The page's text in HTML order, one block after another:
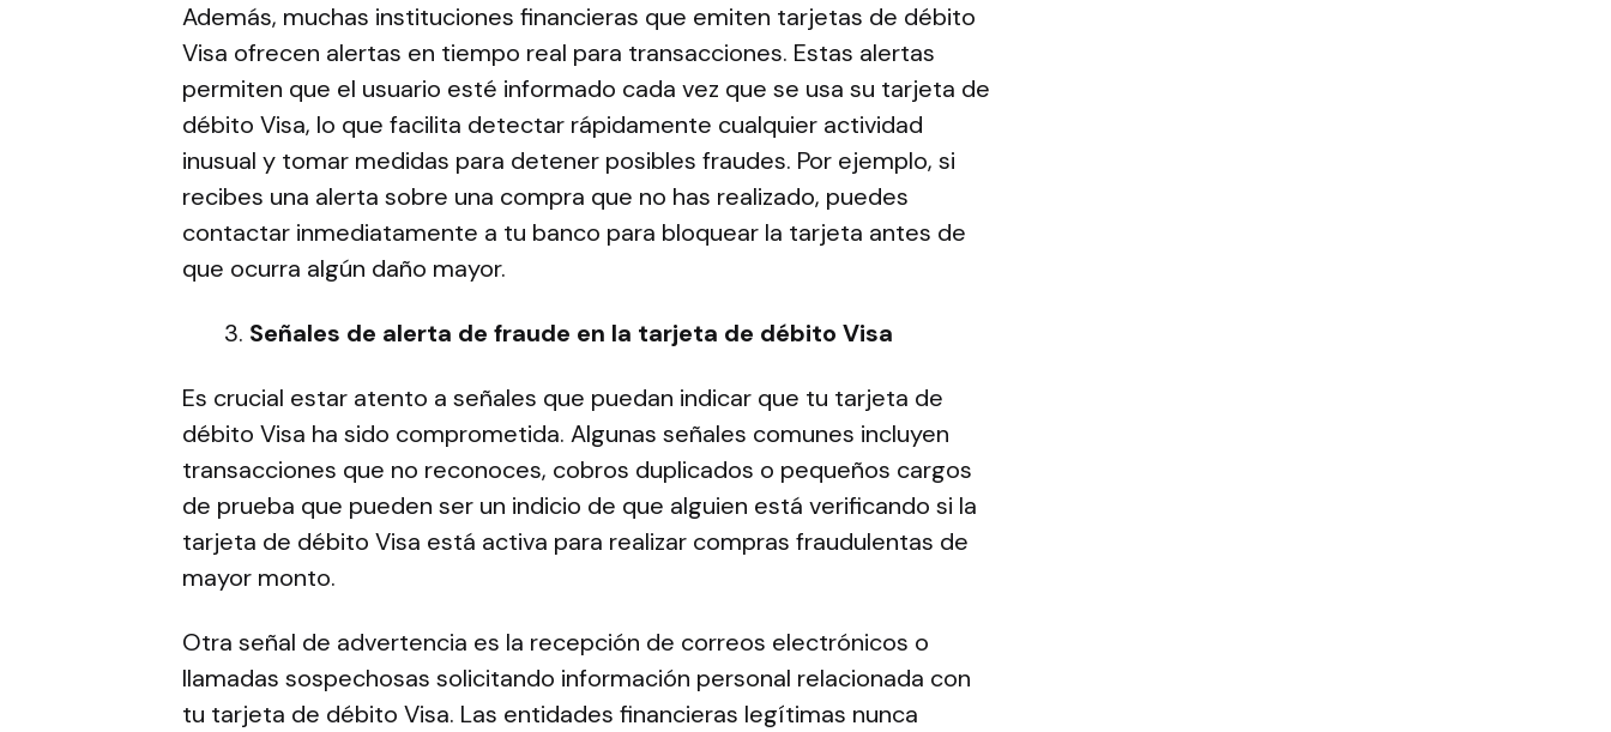
Además, muchas instituciones financieras que emiten tarjetas de débito
Visa ofrecen alertas en tiempo real para transacciones. Estas alertas
permiten que el usuario esté informado cada vez que se usa su tarjeta de
débito Visa, lo que facilita detectar rápidamente cualquier actividad
inusual y tomar medidas para detener posibles fraudes. Por ejemplo, si
recibes una alerta sobre una compra que no has realizado, puedes
contactar inmediatamente a tu banco para bloquear la tarjeta antes de
que ocurra algún daño mayor.
Señales de alerta de fraude en la tarjeta de débito Visa
Es crucial estar atento a señales que puedan indicar que tu tarjeta de
débito Visa ha sido comprometida. Algunas señales comunes incluyen
transacciones que no reconoces, cobros duplicados o pequeños cargos
de prueba que pueden ser un indicio de que alguien está verificando si la
tarjeta de débito Visa está activa para realizar compras fraudulentas de
mayor monto.
Otra señal de advertencia es la recepción de correos electrónicos o
llamadas sospechosas solicitando información personal relacionada con
tu tarjeta de débito Visa. Las entidades financieras legítimas nunca